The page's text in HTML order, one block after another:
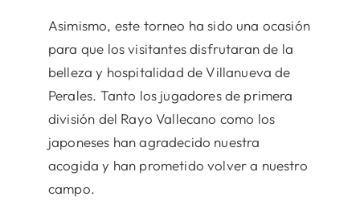
Asimismo, este torneo ha sido una ocasión
para que los visitantes disfrutaran de la
belleza y hospitalidad de Villanueva de
Perales. Tanto los jugadores de primera
división del Rayo Vallecano como los
japoneses han agradecido nuestra
acogida y han prometido volver a nuestro
campo.